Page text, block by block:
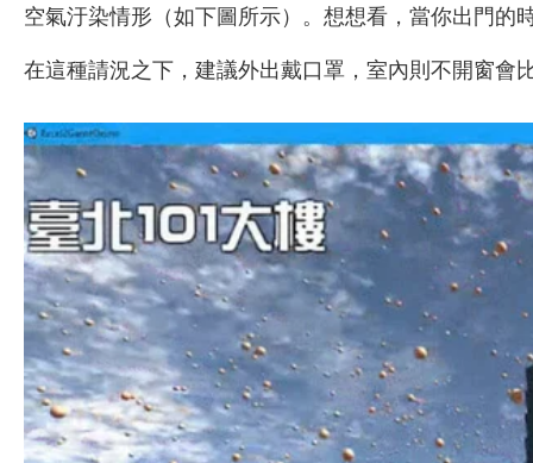
空氣汙染情形（如下圖所示）。想想看，當你出門
在這種請況之下，建議外出戴口罩，室內則不開窗會